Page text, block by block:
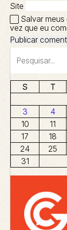
Site
Salvar
vez que eu
S T
3
4
10
11
17
18
24
25
31